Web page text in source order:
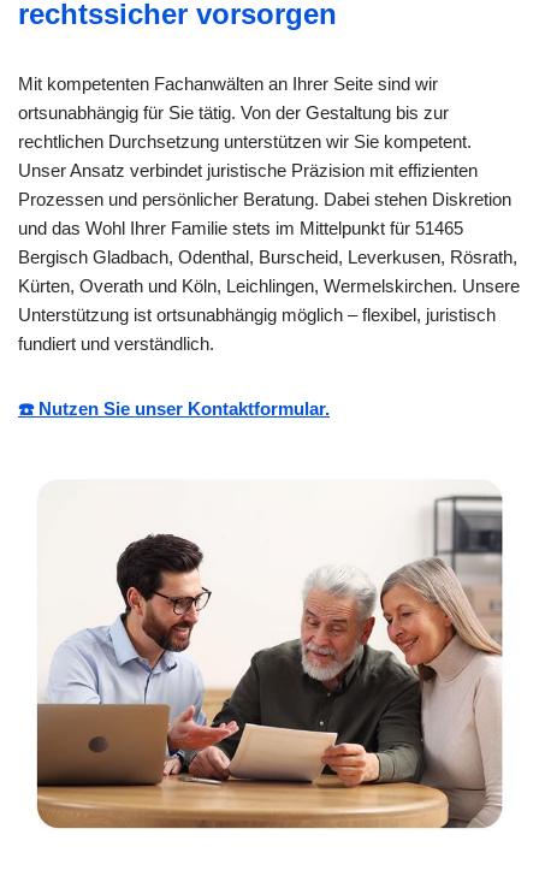
rechtssicher vorsorgen
Mit kompetenten Fachanwälten an Ihrer Seite sind wir
ortsunabhängig für Sie tätig. Von der Gestaltung bis zur
rechtlichen Durchsetzung unterstützen wir Sie kompetent.
Unser Ansatz verbindet juristische Präzision mit effizienten
Prozessen und persönlicher Beratung. Dabei stehen Diskretion
und das Wohl Ihrer Familie stets im Mittelpunkt für 51465
Bergisch Gladbach, Odenthal, Burscheid, Leverkusen, Rösrath,
Kürten, Overath und Köln, Leichlingen, Wermelskirchen. Unsere
Unterstützung ist ortsunabhängig möglich – flexibel, juristisch
fundiert und verständlich.
☎️ Nutzen Sie unser Kontaktformular.